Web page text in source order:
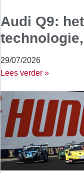
Audi Q9:
29/07/2026
Lees verder »